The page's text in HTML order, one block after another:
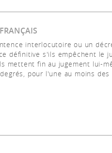
interlocutoire ou un
définitive s'ils empêchent le
mettent fin au jugement lui-
pour l'une au moins des